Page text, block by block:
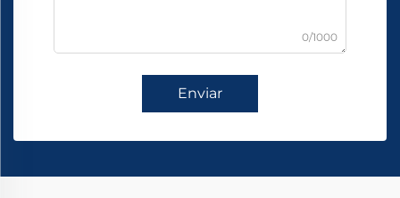
0/1000
Enviar